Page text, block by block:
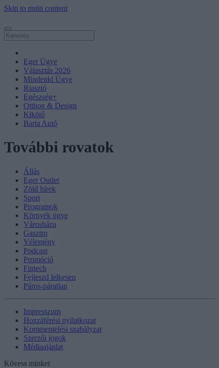
Skip to main content
Eger Ügye
Választás 2026
Mindenki Ügye
Riasztó
Egészség+
Otthon & Design
Kikötő
Barta Autó
További rovatok
Állás
Eger Outlet
Zöld hírek
Sport
Programok
Környék ügye
Városháza
Gasztro
Vélemény
Podcast
Promóció
Fintech
Fejleszd lelkesen
Páros-páratlan
Impresszum
Hozzáférési nyilatkozat
Kommentelési szabályzat
Szerzői jogok
Médiaajánlat
Kövess minket